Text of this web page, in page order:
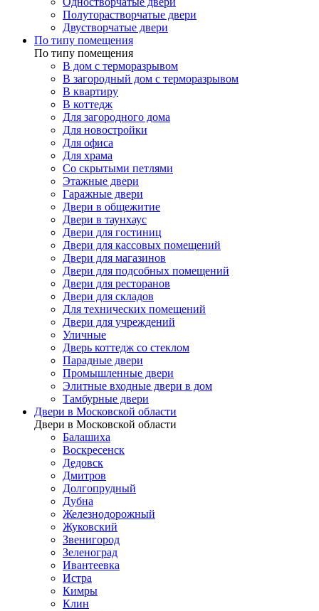
Полуторастворчатые двери
Двустворчатые двери
По типу помещения
По типу помещения
В дом с терморазрывом
В загородный дом с терморазрывом
В квартиру
В коттедж
Для загородного дома
Для новостройки
Для офиса
Для храма
Со скрытыми петлями
Этажные двери
Гаражные двери
Двери в общежитие
Двери в таунхаус
Двери для гостиниц
Двери для кассовых помещений
Двери для магазинов
Двери для подсобных помещений
Двери для ресторанов
Двери для складов
Для технических помещений
Двери для учреждений
Уличные
Дверь коттедж со стеклом
Парадные двери
Промышленные двери
Элитные входные двери в дом
Тамбурные двери
Двери в Московской области
Двери в Московской области
Балашиха
Воскресенск
Дедовск
Дмитров
Долгопрудный
Дубна
Железнодорожный
Жуковский
Звенигород
Зеленоград
Ивантеевка
Истра
Кимры
Клин